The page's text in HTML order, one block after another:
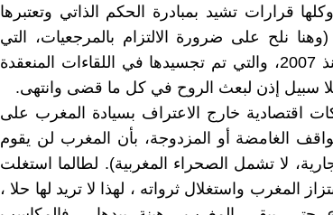
قرارات تشيد بمبادرة الحكم الذاتي وتعتبرها
نلح على ضرورة الالتزام بالمرجعيات، التي
أكدتها قرارات مجلس الأمن، منذ 2007، والتي تم تجسيدها في اللقاءات المنعقدة
سبيل إذن لبعث الروح في كل ما قضى وانتهى.
اقتصادية خارج الاعتراف بسيادة المغرب على
الغامضة أو المزدوجة، بأن المغرب لن يقوم
لا تشمل الصحراء المغربية). لطالما استغلت
المغرب واستغلال ثرواته ، لهذا لا تريد لها حلا ،